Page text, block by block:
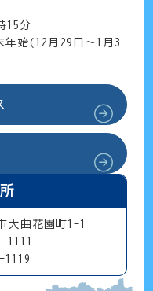
15分
年始(12月29日～1月3
大曲花園町1-1
1111
1119